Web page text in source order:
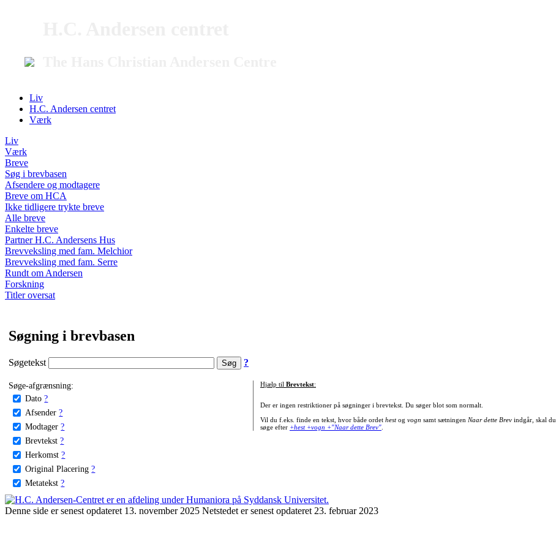
Liv
H.C. Andersen centret
Værk
Liv
Værk
Breve
Søg i brevbasen
Afsendere og modtagere
Breve om HCA
Ikke tidligere trykte breve
Alle breve
Enkelte breve
Partner H.C. Andersens Hus
Brevveksling med fam. Melchior
Brevveksling med fam. Serre
Rundt om Andersen
Forskning
Titler oversat
Søgning i brevbasen
Søgetekst ?
Søge-afgrænsning:
Dato ?
Afsender ?
Modtager ?
Brevtekst ?
Herkomst ?
Original Placering ?
Metatekst ?
Hjælp til Brevtekst:
Der er ingen restriktioner på søgninger i brevtekst. Du søger blot som normalt.
Vil du f.eks. finde en tekst, hvor både ordet hestog vogn samt sætningen Naar dette Brevindgår, skal du
søge efter +hest +vogn +"Naar dette Brev".
Denne side er senest opdateret 13. november 2025 Netstedet er senest opdateret 23. februar 2023